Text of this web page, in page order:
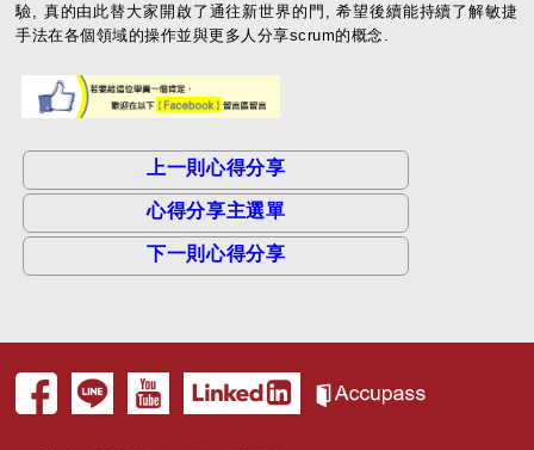
驗, 真的由此替大家開啟了通往新世界的門, 希望後續能持續了解敏捷
手法在各個領域的操作並與更多人分享scrum的概念.
上一則心得分享
心得分享主選單
下一則心得分享